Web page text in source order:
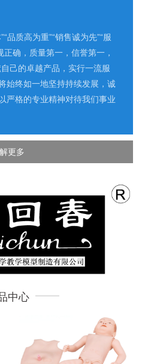
品质高为重”“销售诚为先”“服
正确，质量第一，信誉第一，
己的卓越产品，实行一流服
始终如一地坚持持续发展，诚
严格的专业精神对待我们事业
更多
中心